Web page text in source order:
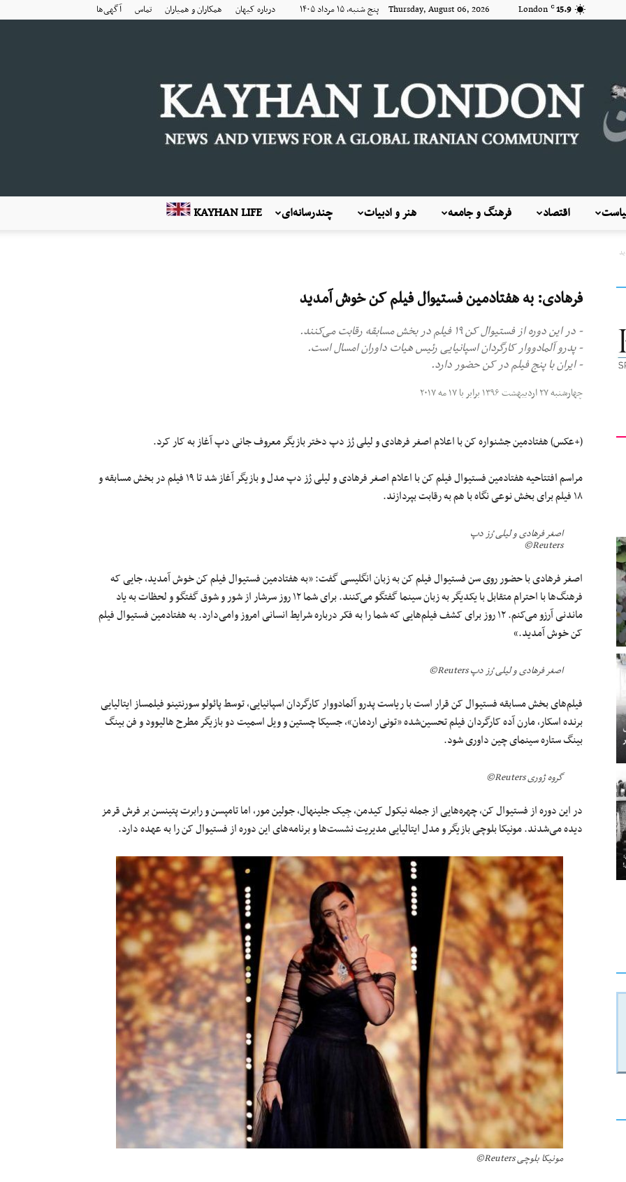
15.9
C
London Thursday, August 06, 2026 پنج شنبه, ۱۵ مرداد ۱۴۰۵ درباره کیهان همکاران و همیاران تماس آگهی‌ها
کیهان
KAYHAN LIFE چندرسانه‌ای هنر و ادبیات فرهنگ و جامعه اقتصاد
فرهادی: به هفتادمین فستیوال فیلم کن خوش آمدید
- در این دوره از فستیوال کن ۱۹ فیلم در بخش مسابقه رقابت می‌کنند.
- پدرو آلمادووار کارگردان اسپانیایی رئيس هیات داوران امسال است.
- ایران با پنج فیلم در کن حضور دارد.
چهارشنبه ۲۷ اردیبهشت ۱۳۹۶ برابر با ۱۷ مه ۲۰۱۷
(+عکس) هفتادمین جشنواره کن با اعلام اصغر فرهادی و لیلی رُز دپ دختر بازیگر معروف جانی دپ آغاز به کار کرد.
مراسم افتتاحیه هفتادمین فستیوال فیلم کن با اعلام اصغر فرهادی و لیلی رُز دپ مدل و بازیگر آغاز شد تا ۱۹ فیلم در بخش مسابقه و
۱۸ فیلم برای بخش نوعی نگاه با هم به رقابت بپردازند.
اصغر فرهادی و لیلی رُز دپ
Reuters©
اصغر فرهادی با حضور روی سن فستیوال فیلم کن به زبان انگلیسی گفت: «به هفتادمین فستیوال فیلم کن خوش آمدید، جایی که
فرهنگ‌ها با احترام متقابل با یکدیگر به زبان سینما گفتگو می‌کنند. برای شما ۱۲ روز سرشار از شور و شوق گفتگو و لحظات به یاد
ماندنی آرزو می‌کنم. ۱۲ روز برای کشف فیلم‌هایی که شما را به فکر درباره شرایط انسانی امروز وامی‌دارد. به هفتادمین فستیوال فیلم
کن خوش آمدید.»
اصغر فرهادی و لیلی رُز دپ Reuters©
فیلم‌های بخش مسابقه فستیوال کن قرار است با ریاست پدرو آلمادووار کارگردان اسپانیایی، توسط پائولو سورنتینو فیلمساز ایتالیایی
برنده اسکار، مارن آده کارگردان فیلم تحسین‌شده «تونی اردمان»، جسیکا چستین و ویل اسمیت دو بازیگر مطرح هالیوود و فن بینگ
بینگ ستاره سینمای چین داوری شود.
گروه ژوری Reuters©
در این دوره از فستیوال کن، چهره‌هایی از جمله نیکول کیدمن، جِیک جلینهال، جولین مور، اما تامپسن و رابرت پتینسن بر فرش قرمز
دیده می‌شدند. مونیکا بلوچی بازیگر و مدل ایتالیایی مدیریت نشست‌ها و برنامه‌های این دوره از فستیوال کن را به عهده دارد.
مونیکا بلوچی Reuters©